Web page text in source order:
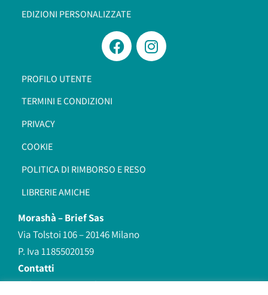
EDIZIONI PERSONALIZZATE
PROFILO UTENTE
TERMINI E CONDIZIONI
PRIVACY
COOKIE
POLITICA DI RIMBORSO E RESO
LIBRERIE AMICHE
Morashà –Brief Sas
Via Tolstoi 106 – 20146 Milano
P. Iva 11855020159
Contatti
redazione@morasha.it